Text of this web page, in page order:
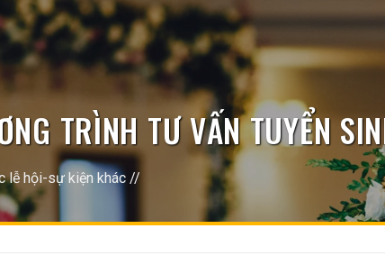
TRÌNH TƯ VẤN TUYỂN
lễ hội-sự kiện khác //